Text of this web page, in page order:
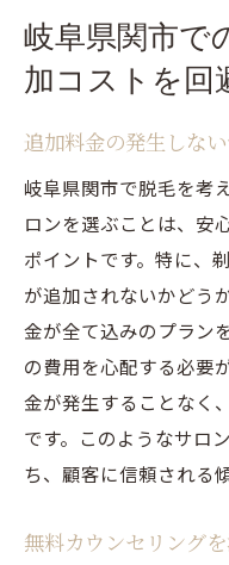
岐阜県関市で
剃り残しを防ぐ岐
最新技術で剃
プロの施術
剃り残しが
効果的な自
剃り残しの
備
追加料金に注意剃
追加料金発
剃り残しが多
コストを抑え
岐阜県関市で
加コストを回
追加料金の発生しな
岐阜県関市で脱毛を考
ロンを選ぶことは、安
ポイントです。特に、
が追加されないかどう
金が全て込みのプラン
の費用を心配する必要
金が発生することなく
です。このようなサロ
ち、顧客に信頼される
無料カウンセリング